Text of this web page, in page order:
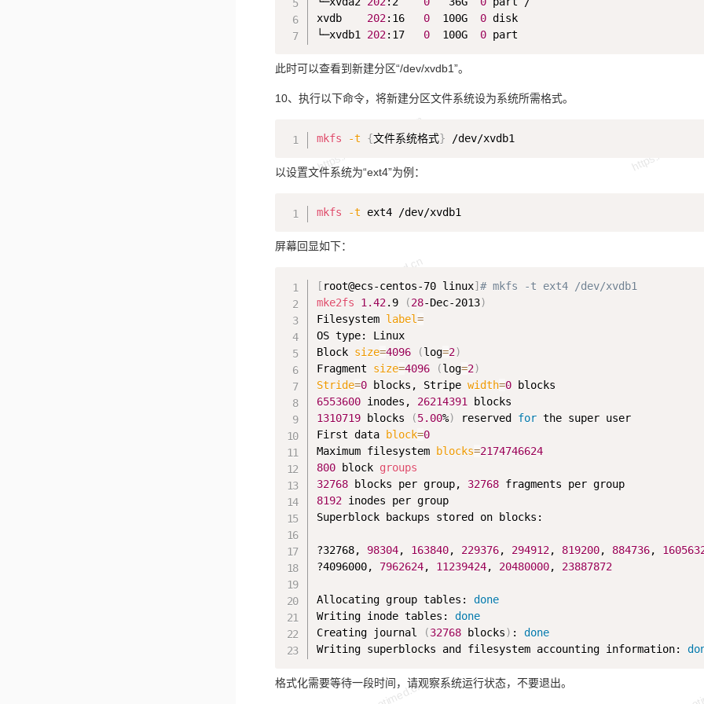
xvdb 202:16 0
  100G
0 disk
└─xvdb1 202:17 0
  100G
0
此时可以查看到新建分区“/dev/xvdb1”。
10、执行以下命令，将新建分区文件系统设为系统所需格式。
mkfs -t {文件系统格式} /dev/xvdb1
以设置文件系统为“ext4”为例：
mkfs -t ext4 /dev/xvdb1
屏幕回显如下：
[ root@ecs-centos-70 linux] # mkfs -t ext4 /dev/xvdb1
mke2fs
1.42.9 (28-Dec-2013)
Filesystem label=
OS type: Linux
Block size=4096 (log=2)
Fragment size=4096 (log=2)
Stride=0 blocks, Stripe width=0
6553600 inodes, 26214391
1310719 blocks (5.00%) reserved for the super user
First data
block=0
Maximum filesystem
blocks=2174746624
800 block groups
32768 blocks per group, 32768
8192 inodes per group
Superblock backups stored on blocks:
?32768, 98304, 163840, 229376, 294912, 819200, 884736,
?4096000, 7962624, 11239424, 20480000, 23887872
Allocating group tables: done
Writing inode tables: done
Creating journal
(32768 blocks) : done
Writing superblocks and filesystem accounting information:
格式化需要等待一段时间，请观察系统运行状态，不要退出。